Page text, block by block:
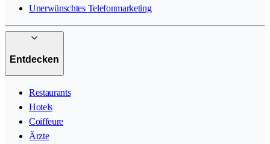
Unerwünschtes Telefonmarketing
Entdecken
Restaurants
Hotels
Coiffeure
Ärzte